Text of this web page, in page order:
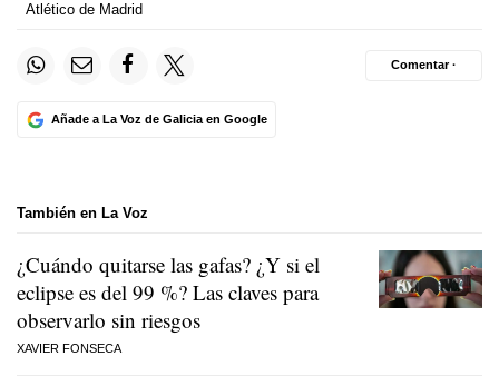
Atlético de Madrid
Añade a La Voz de Galicia en Google
Comentar ·
También en La Voz
¿Cuándo quitarse las gafas? ¿Y si el
eclipse es del 99 %? Las claves para
observarlo sin riesgos
XAVIER FONSECA